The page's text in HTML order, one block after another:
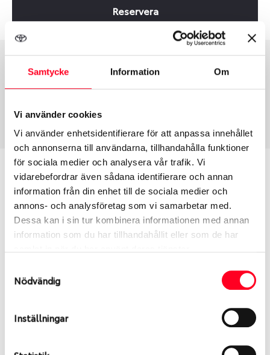
Samtycke Information Om
Vi använder cookies
Vi använder enhetsidentifierare för att anpassa innehållet
och annonserna till användarna, tillhandahålla funktioner
för sociala medier och analysera vår trafik. Vi
vidarebefordrar även sådana identifierare och annan
information från din enhet till de sociala medier och
annons- och analysföretag som vi samarbetar med.
Dessa kan i sin tur kombinera informationen med annan
information som du har tillhandahållit eller som de har
Nödvändig
Inställningar
Reservera
Däcktyp
USA, 4x4
Däckstorlek
255/45 R 20 105W
2346
Passar detta däck min bil?
Ange registreringsnummer för att se om det däck
du valt passar din bilmodell. Om du köper däck som
skall sättas på dina befintliga fälgar, se till att kolla
årens lopp och inte vara samma dimension som
bilen hade ut från fabrik.